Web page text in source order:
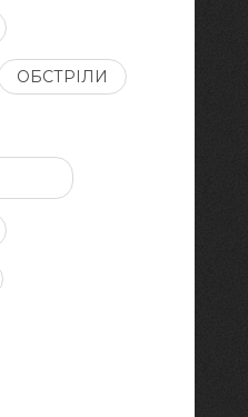
ОБСТРІЛИ